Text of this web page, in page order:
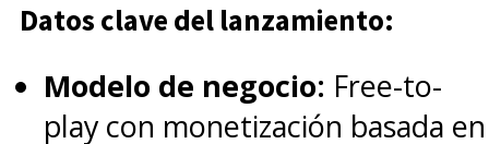
Datos clave del lanzamiento:
Modelo de negocio: Free-to-
play con monetización basada en